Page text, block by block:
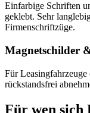
Einfarbige Schriften
geklebt. Sehr
Firmenschriftzüge.
Magnetschilder
Für
rückstandsfrei
Für wen sich